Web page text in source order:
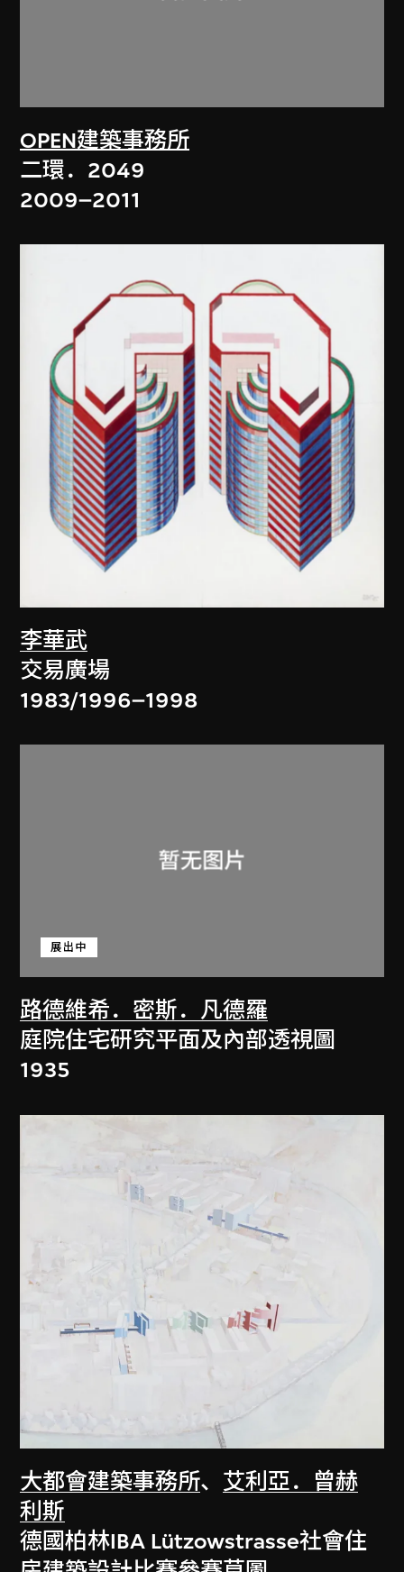
OPEN建築事務所
二環．2049
2009–2011
李華武
交易廣場
1983/1996–1998
路德維希．密斯．凡德羅
展出中
庭院住宅研究平面及內部透視圖
1935
大都會建築事務所、 艾利亞．曾赫
利斯
德國柏林IBA Lützowstrasse社會住